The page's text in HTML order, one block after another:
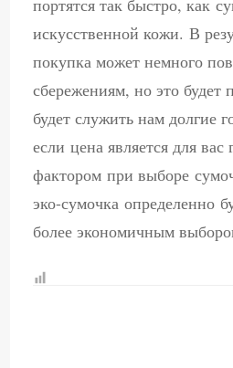
портятся так быстро, как
искусственной кожи. В
покупка может немного
сбережениям, но это будет
будет служить нам долгие
если цена является для вас
фактором при выборе
эко-сумочка определенно
более экономичным